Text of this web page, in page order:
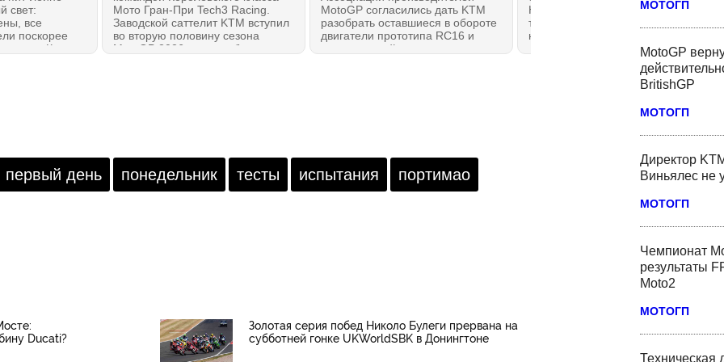
МОТОГП
MotoGP
BritishGP
МОТОГП
Директор
Виньялес не
МОТОГП
Чемпионат
результаты
Moto2
МОТОГП
Техническая
свет:
все
поскорее
Как
Мото Гран-При Tech3 Racing.
Заводской саттелит KTM вступил
во вторую половину сезона
MotoGP 2026 года необычным
MotoGP согласились дать KTM
разобрать оставшиеся в обороте
двигатели прототипа RC16 и
устранить найденную угрозу
Нортхэмптоне стартуют первые
тренировки BritishGP. Вот, с каким
настроением возвращается к
работе действующий чемпион
МотоГП Марк Маркес из Ducati
первый день понедельник тесты испытания портимао
Ducati?
Золотая серия побед Николо Булеги прервана на
субботней гонке UKWorldSBK в Донингтоне